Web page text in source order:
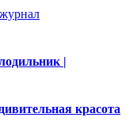
|
красота